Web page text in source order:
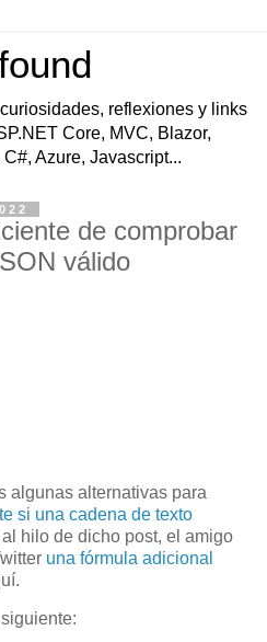
reflexiones y links
Core, MVC, Blazor,
Azure, Javascript...
de comprobar
válido
algunas alternativas para
si una cadena de texto
al hilo de dicho post, el amigo
una fórmula adicional